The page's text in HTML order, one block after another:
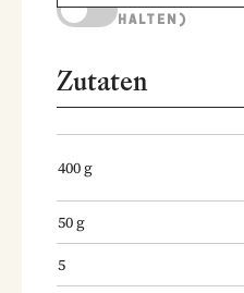
HALTEN)
Zutaten
400g
50g
5